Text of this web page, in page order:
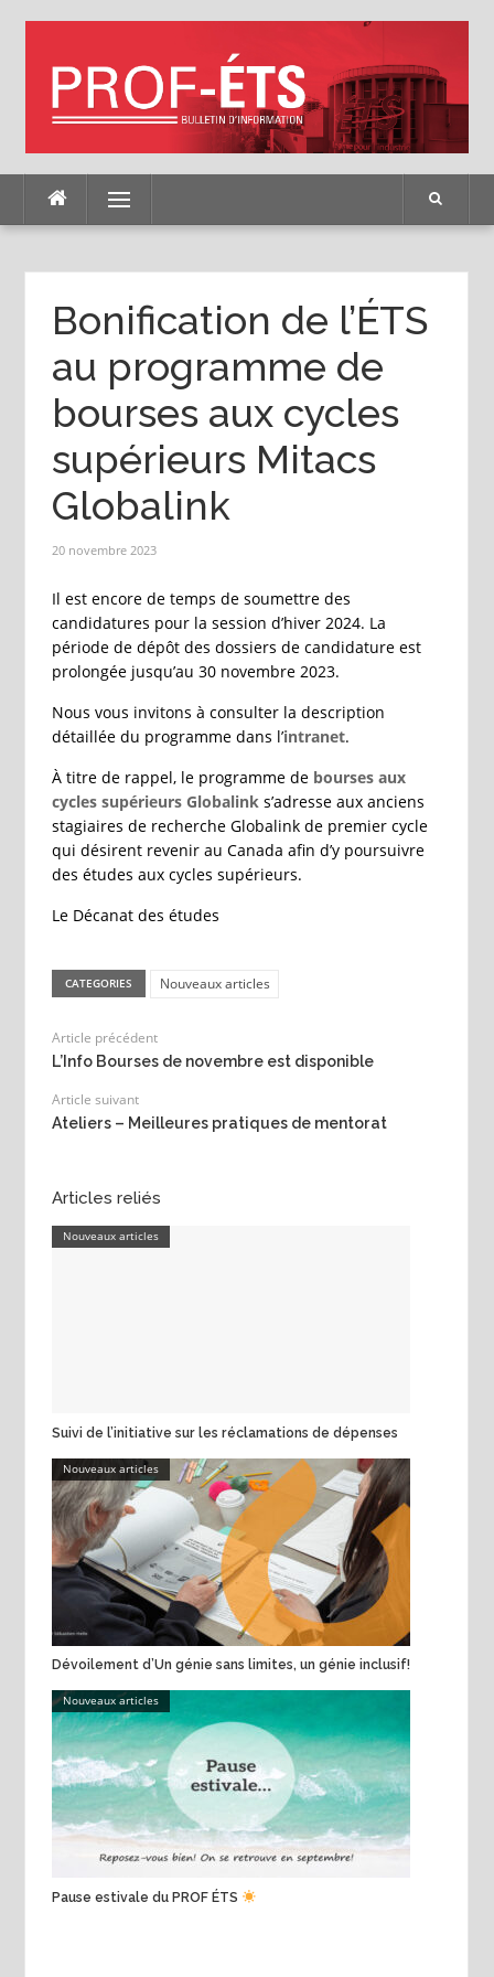
Menu
Bonification de l’ÉTS
au programme de
bourses aux cycles
supérieurs Mitacs
Globalink
20 novembre 2023
Il est encore de temps de soumettre des
candidatures pour la session d’hiver 2024. La
période de dépôt des dossiers de candidature est
prolongée jusqu’au 30 novembre 2023.
Nous vous invitons à consulter la description
détaillée du programme dans l’intranet.
À titre de rappel, le programme de bourses aux
cycles supérieurs Globalink s’adresse aux anciens
stagiaires de recherche Globalink de premier cycle
qui désirent revenir au Canada afin d’y poursuivre
des études aux cycles supérieurs.
Le Décanat des études
CATEGORIES Nouveaux articles
Article précédent
L’Info Bourses de novembre est disponible
Article suivant
Ateliers – Meilleures pratiques de mentorat
Articles reliés
Nouveaux articles
Suivi de l’initiative sur les réclamations de dépenses
Nouveaux articles
Dévoilement d’Un génie sans limites, un génie inclusif!
Nouveaux articles
Pause estivale du PROF ÉTS